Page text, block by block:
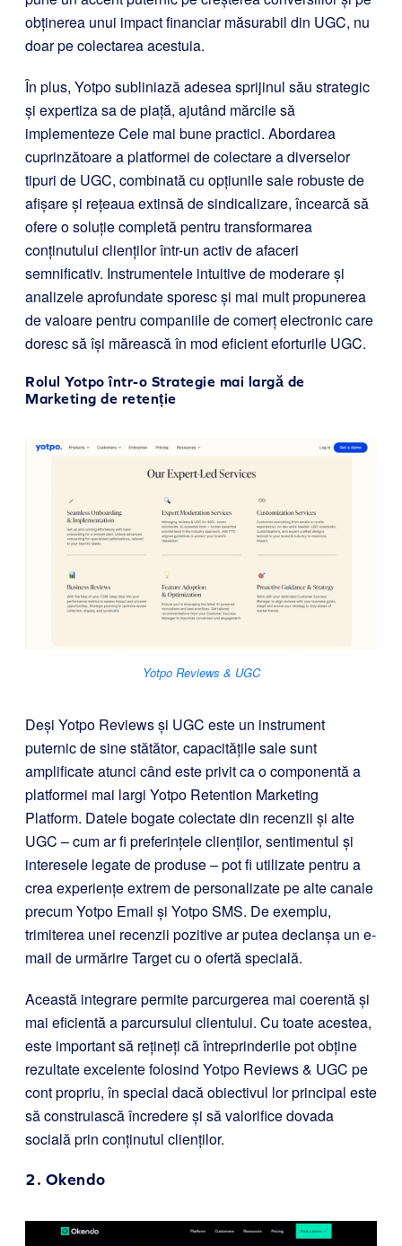
obținerea unui impact financiar măsurabil din UGC, nu
doar pe colectarea acestuia.
În plus, Yotpo subliniază adesea sprijinul său strategic
și expertiza sa de piață, ajutând mărcile să
implementeze Cele mai bune practici. Abordarea
cuprinzătoare a platformei de colectare a diverselor
tipuri de UGC, combinată cu opțiunile sale robuste de
afișare și rețeaua extinsă de sindicalizare, încearcă să
ofere o soluție completă pentru transformarea
conținutului clienților într-un activ de afaceri
semnificativ. Instrumentele intuitive de moderare și
analizele aprofundate sporesc și mai mult propunerea
de valoare pentru companiile de comerț electronic care
doresc să își mărească în mod eficient eforturile UGC.
Rolul Yotpo într-o Strategie mai largă de
Marketing de retenție
Yotpo Reviews & UGC
Deși Yotpo Reviews și UGC este un instrument
puternic de sine stătător, capacitățile sale sunt
amplificate atunci când este privit ca o componentă a
platformei mai largi Yotpo Retention Marketing
Platform. Datele bogate colectate din recenzii și alte
UGC – cum ar fi preferințele clienților, sentimentul și
interesele legate de produse – pot fi utilizate pentru a
crea experiențe extrem de personalizate pe alte canale
precum Yotpo Email și Yotpo SMS. De exemplu,
trimiterea unei recenzii pozitive ar putea declanșa un e-
mail de urmărire Target cu o ofertă specială.
Această integrare permite parcurgerea mai coerentă și
mai eficientă a parcursului clientului. Cu toate acestea,
este important să rețineți că întreprinderile pot obține
rezultate excelente folosind Yotpo Reviews & UGC pe
cont propriu, în special dacă obiectivul lor principal este
să construiască încredere și să valorifice dovada
socială prin conținutul clienților.
2. Okendo